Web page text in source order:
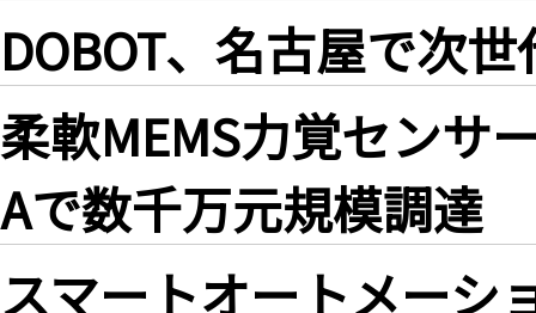
DOBOT、名古屋で次
柔軟MEMS力覚センサ
Aで数千万元規模調達
スマートオートメーシ